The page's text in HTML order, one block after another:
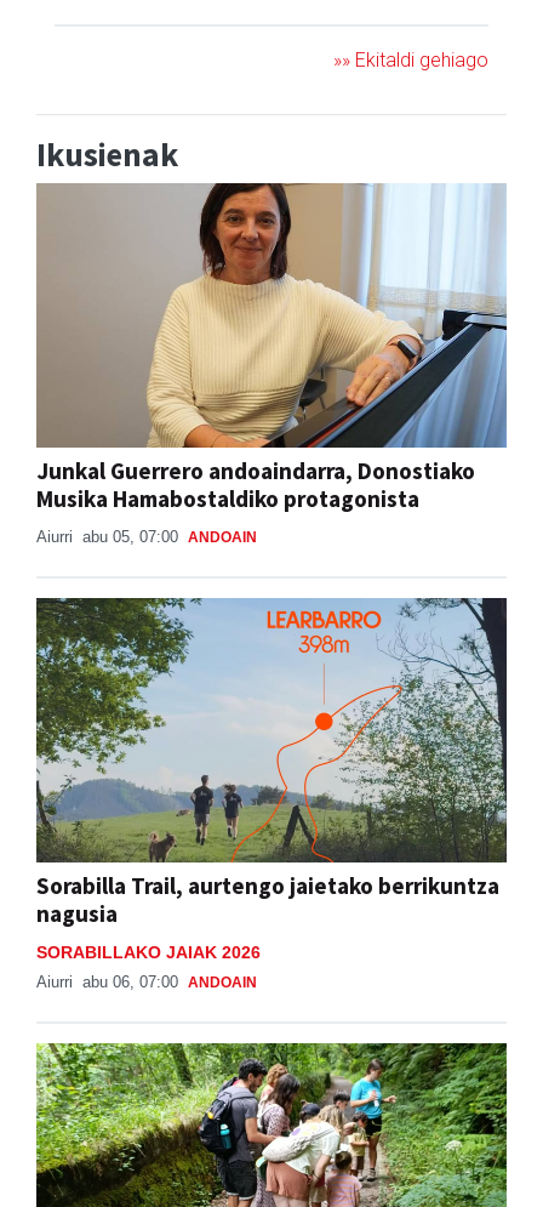
»» Ekitaldi gehiago
Ikusienak
Junkal Guerrero andoaindarra, Donostiako
Musika Hamabostaldiko protagonista
Aiurri abu 05, 07:00 ANDOAIN
Sorabilla Trail, aurtengo jaietako berrikuntza
nagusia
SORABILLAKO JAIAK 2026
Aiurri abu 06, 07:00 ANDOAIN